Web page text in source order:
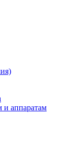
и аппаратам